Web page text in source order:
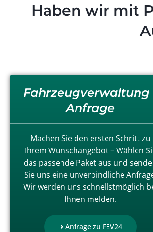
Haben wir mit
Fahrzeugverwaltung
Anfrage
Machen Sie den ersten Schritt zu
Ihrem Wunschangebot – Wählen
das passende Paket aus und
Sie uns eine unverbindliche
Wir werden uns schnellstmöglich
Ihnen melden.
Anfrage zu FEV24